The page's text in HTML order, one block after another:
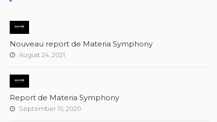
Nouveau report de Materia Symphony
August 24, 2021
Report de Materia Symphony
September 15, 2020